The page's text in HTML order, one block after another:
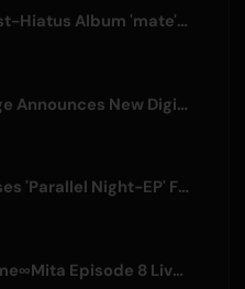
AliA Releases Post-Hiatus Album 'mate', Announces Tokyo Live
ShowMinorSavage Announces New Digital Single 'Gradation'
BILLY BOO Releases 'Parallel Night-EP' Featuring TV Drama Theme Song
BanG Dream! Yume∞Mita Episode 8 Live Clip Released